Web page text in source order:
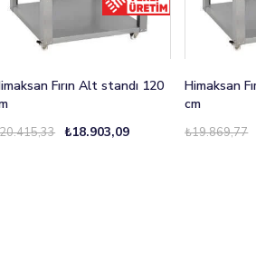
Fırın Alt standı 120
₺18.903,09
Himaksan Fırın Alt standı 106
cm
₺19.869,77